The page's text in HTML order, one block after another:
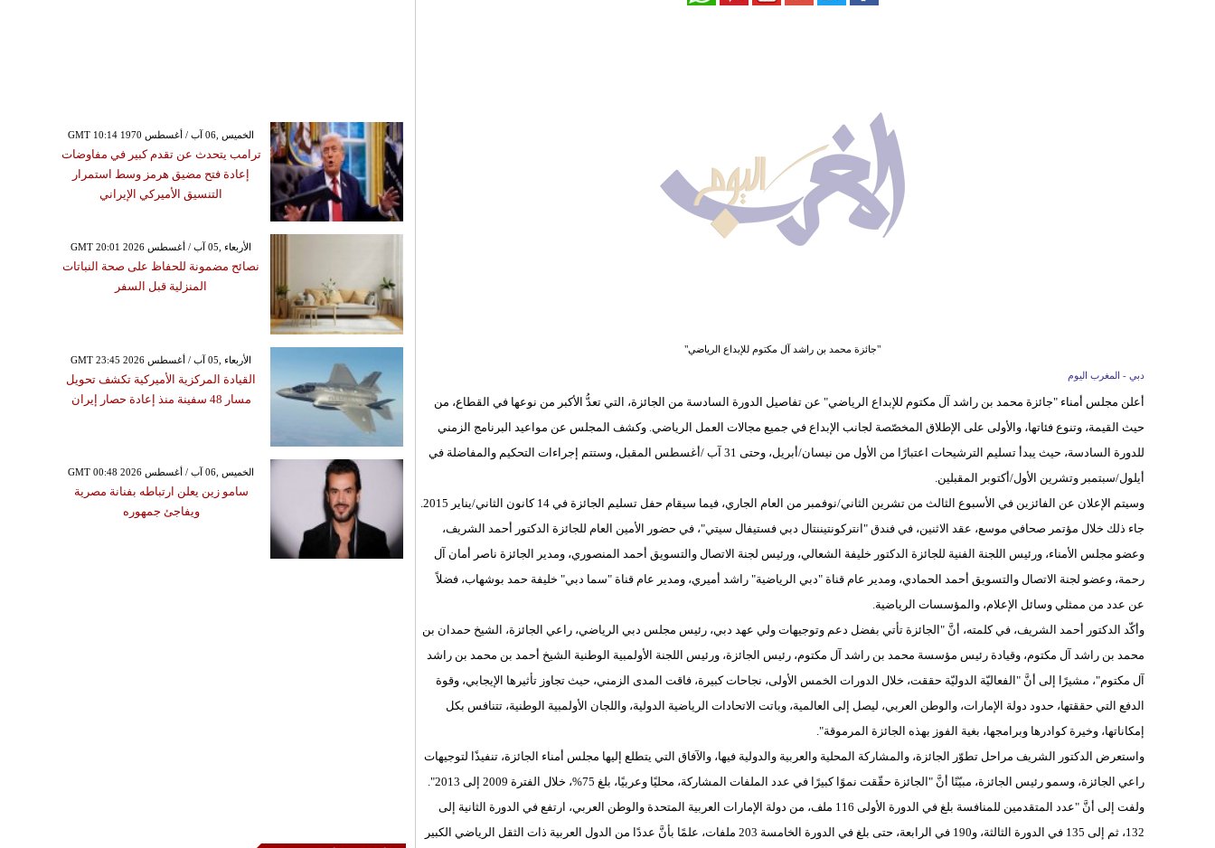
"جائزة محمد بن راشد آل مكتوم للإبداع الرياضي"
دبي - المغرب اليوم
أعلن مجلس أمناء "جائزة محمد بن راشد آل مكتوم للإبداع الرياضي" عن تفاصيل الدورة السادسة من الجائزة، التي تعدُّ الأكبر من نوعها في القطاع، من
حيث القيمة، وتنوع فئاتها، والأولى على الإطلاق المخصّصة لجانب الإبداع في جميع مجالات العمل الرياضي. وكشف المجلس عن مواعيد البرنامج الزمني
للدورة السادسة، حيث يبدأ تسليم الترشيحات اعتبارًا من الأول من نيسان/أبريل، وحتى 31 آب /أغسطس المقبل، وستتم إجراءات التحكيم والمفاضلة في
أيلول/سبتمبر وتشرين الأول/أكتوبر المقبلين.
وسيتم الإعلان عن الفائزين في الأسبوع الثالث من تشرين الثاني/نوفمبر من العام الجاري، فيما سيقام حفل تسليم الجائزة في 14 كانون الثاني/يناير 2015.
جاء ذلك خلال مؤتمر صحافي موسع، عقد الاثنين، في فندق "انتركونتيننتال دبي فستيفال سيتي"، في حضور الأمين العام للجائزة الدكتور أحمد الشريف،
وعضو مجلس الأمناء، ورئيس اللجنة الفنية للجائزة الدكتور خليفة الشعالي، ورئيس لجنة الاتصال والتسويق أحمد المنصوري، ومدير الجائزة ناصر أمان آل
رحمة، وعضو لجنة الاتصال والتسويق أحمد الحمادي، ومدير عام قناة "دبي الرياضية" راشد أميري، ومدير عام قناة "سما دبي" خليفة حمد بوشهاب، فضلاً
عن عدد من ممثلي وسائل الإعلام، والمؤسسات الرياضية.
وأكّد الدكتور أحمد الشريف، في كلمته، أنَّ "الجائزة تأتي بفضل دعم وتوجيهات ولي عهد دبي، رئيس مجلس دبي الرياضي، راعي الجائزة، الشيخ حمدان بن
محمد بن راشد آل مكتوم، وقيادة رئيس مؤسسة محمد بن راشد آل مكتوم، رئيس الجائزة، ورئيس اللجنة الأولمبية الوطنية الشيخ أحمد بن محمد بن راشد
آل مكتوم"، مشيرًا إلى أنَّ "الفعاليّة الدوليّة حققت، خلال الدورات الخمس الأولى، نجاحات كبيرة، فاقت المدى الزمني، حيث تجاوز تأثيرها الإيجابي، وقوة
الدفع التي حققتها، حدود دولة الإمارات، والوطن العربي، ليصل إلى العالمية، وباتت الاتحادات الرياضية الدولية، واللجان الأولمبية الوطنية، تتنافس بكل
إمكاناتها، وخيرة كوادرها وبرامجها، بغية الفوز بهذه الجائزة المرموقة".
واستعرض الدكتور الشريف مراحل تطوّر الجائزة، والمشاركة المحلية والعربية والدولية فيها، والآفاق التي يتطلع إليها مجلس أمناء الجائزة، تنفيذًا لتوجيهات
راعي الجائزة، وسمو رئيس الجائزة، مبيّنًا أنَّ "الجائزة حقّقت نموًا كبيرًا في عدد الملفات المشاركة، محليًا وعربيًا، بلغ 75%، خلال الفترة 2009 إلى 2013".
ولفت إلى أنَّ "عدد المتقدمين للمنافسة بلغ في الدورة الأولى 116 ملف، من دولة الإمارات العربية المتحدة والوطن العربي، ارتفع في الدورة الثانية إلى
132، ثم إلى 135 في الدورة الثالثة، و190 في الرابعة، حتى بلغ في الدورة الخامسة 203 ملفات، علمًا بأنَّ عددًا من الدول العربية ذات الثقل الرياضي الكبير
GMT 10:14 1970 الخميس ,06 آب / أغسطس
ترامب يتحدث عن تقدم كبير في مفاوضات
إعادة فتح مضيق هرمز وسط استمرار
التنسيق الأميركي الإيراني
GMT 20:01 2026 الأربعاء ,05 آب / أغسطس
نصائح مضمونة للحفاظ على صحة النباتات
المنزلية قبل السفر
GMT 23:45 2026 الأربعاء ,05 آب / أغسطس
القيادة المركزية الأميركية تكشف تحويل
مسار 48 سفينة منذ إعادة حصار إيران
GMT 00:48 2026 الخميس ,06 آب / أغسطس
سامو زين يعلن ارتباطه بفنانة مصرية
ويفاجئ جمهوره